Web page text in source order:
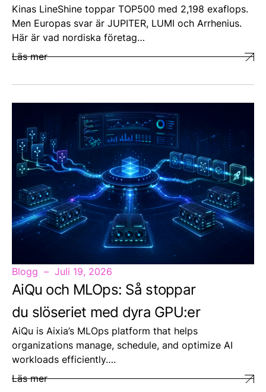
Kinas LineShine toppar TOP500 med 2,198 exaflops.
Men Europas svar är JUPITER, LUMI och Arrhenius.
Här är vad nordiska företag…
Läs mer
Blogg Juli 19, 2026
AiQu och MLOps: Så stoppar
du slöseriet med dyra GPU:er
AiQu is Aixia’s MLOps platform that helps
organizations manage, schedule, and optimize AI
workloads efficiently….
Läs mer